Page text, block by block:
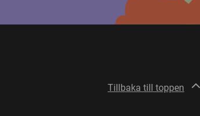
Tillbaka till toppen